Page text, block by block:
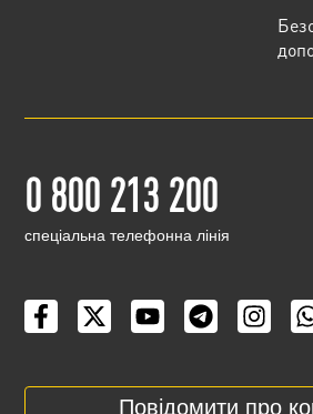
0 800 213 200
cпеціальна телефонна лінія
Повідомити про